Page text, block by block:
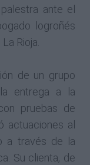
ante el
logroñés
Rioja.
de un grupo
entrega a la
pruebas de
actuaciones al
a través de la
Su clienta, de